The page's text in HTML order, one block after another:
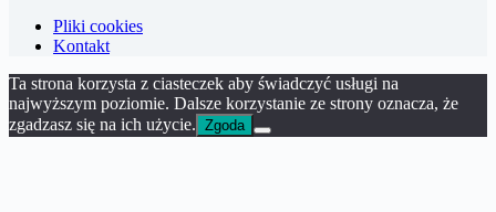
Pliki cookies
Kontakt
Ta strona korzysta z ciasteczek aby świadczyć usługi na
najwyższym poziomie. Dalsze korzystanie ze strony oznacza, że
zgadzasz się na ich użycie. Zgoda